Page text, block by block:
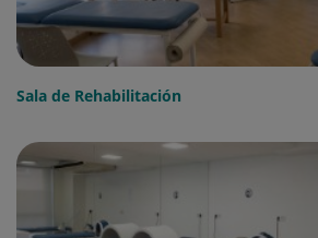
Sala de Rehabilitación